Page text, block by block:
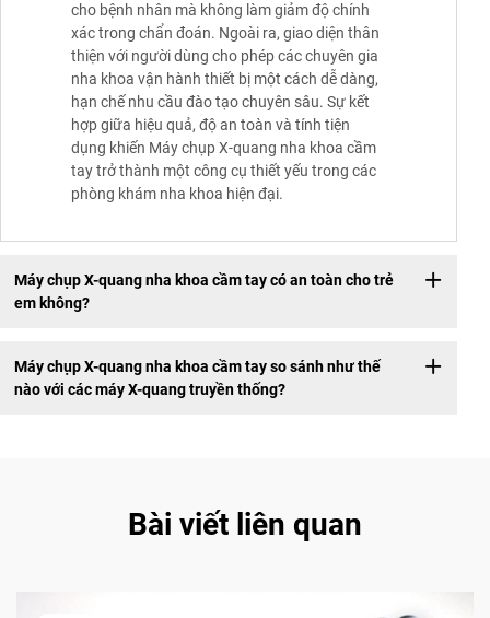
cho bệnh nhân mà không làm giảm độ chính
xác trong chẩn đoán. Ngoài ra, giao diện thân
thiện với người dùng cho phép các chuyên gia
nha khoa vận hành thiết bị một cách dễ dàng,
hạn chế nhu cầu đào tạo chuyên sâu. Sự kết
hợp giữa hiệu quả, độ an toàn và tính tiện
dụng khiến Máy chụp X-quang nha khoa cầm
tay trở thành một công cụ thiết yếu trong các
phòng khám nha khoa hiện đại.
Máy chụp X-quang nha khoa cầm tay có an toàn cho trẻ
em không?
Máy chụp X-quang nha khoa cầm tay so sánh như thế
nào với các máy X-quang truyền thống?
Bài viết liên quan